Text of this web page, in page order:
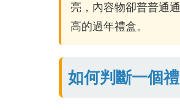
亮，內容物卻普普通
高的過年禮盒。
如何判斷一個